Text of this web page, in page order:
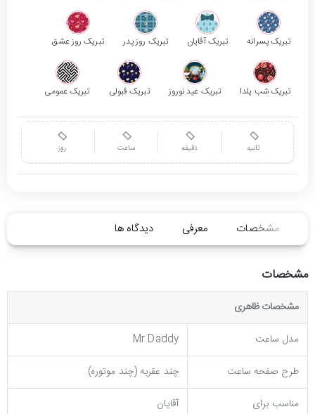
روز ساعت دقیقه ثانیه
تبریک پسرانه تبریک آقایان تبریک روز پدر تبریک روز عشق
تبریک شب یلدا تبریک عید نوروز تبریک قبولی تبریک عمومی
مشخصات معرفی دیدگاه ها
مشخصات
مشخصات ظاهری
مدل ساعت
Mr Daddy
طرح صفحه ساعت
چند عقربه (چند موتوره)
مناسب برای
آقایان